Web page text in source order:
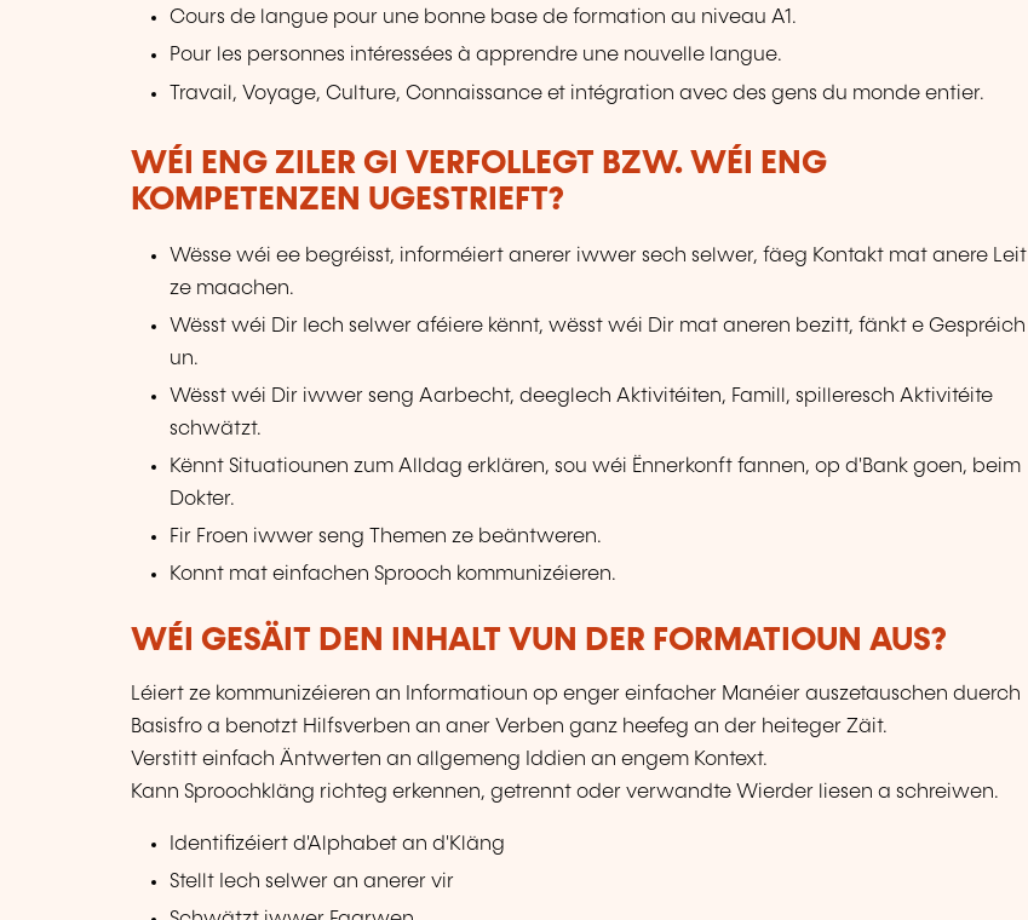
Cours de langue pour une bonne base de formation au niveau A1.
Pour les personnes intéressées à apprendre une nouvelle langue.
Travail, Voyage, Culture, Connaissance et intégration avec des gens du monde entier.
WÉI ENG ZILER GI VERFOLLEGT BZW. WÉI ENG
KOMPETENZEN UGESTRIEFT?
Wësse wéi ee begréisst, informéiert anerer iwwer sech selwer, fäeg Kontakt mat anere Leit
ze maachen.
Wësst wéi Dir Iech selwer aféiere kënnt, wësst wéi Dir mat aneren bezitt, fänkt e Gespréich
un.
Wësst wéi Dir iwwer seng Aarbecht, deeglech Aktivitéiten, Famill, spilleresch Aktivitéite
schwätzt.
Kënnt Situatiounen zum Alldag erklären, sou wéi Ënnerkonft fannen, op d'Bank goen, beim
Dokter.
Fir Froen iwwer seng Themen ze beäntweren.
Konnt mat einfachen Sprooch kommunizéieren.
WÉI GESÄIT DEN INHALT VUN DER FORMATIOUN AUS?
Léiert ze kommunizéieren an Informatioun op enger einfacher Manéier auszetauschen duerch
Basisfro a benotzt Hilfsverben an aner Verben ganz heefeg an der heiteger Zäit.
Verstitt einfach Äntwerten an allgemeng Iddien an engem Kontext.
Kann Sproochkläng richteg erkennen, getrennt oder verwandte Wierder liesen a schreiwen.
Identifizéiert d'Alphabet an d'Kläng
Stellt Iech selwer an anerer vir